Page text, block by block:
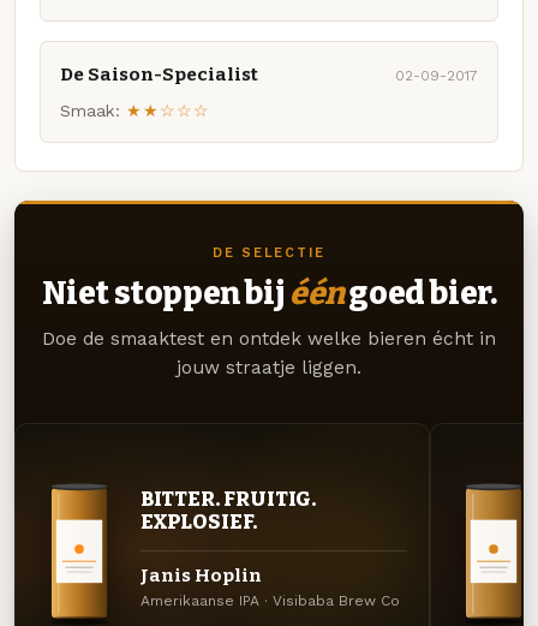
De Saison-Specialist 02-09-2017
Smaak: ★★☆☆☆
DE SELECTIE
Niet stoppen bij ééngoed bier.
Doe de smaaktest en ontdek welke bieren écht in
jouw straatje liggen.
BITTER. FRUITIG.
EXPLOSIEF.
Janis Hoplin
Amerikaanse IPA · Visibaba Brew Co